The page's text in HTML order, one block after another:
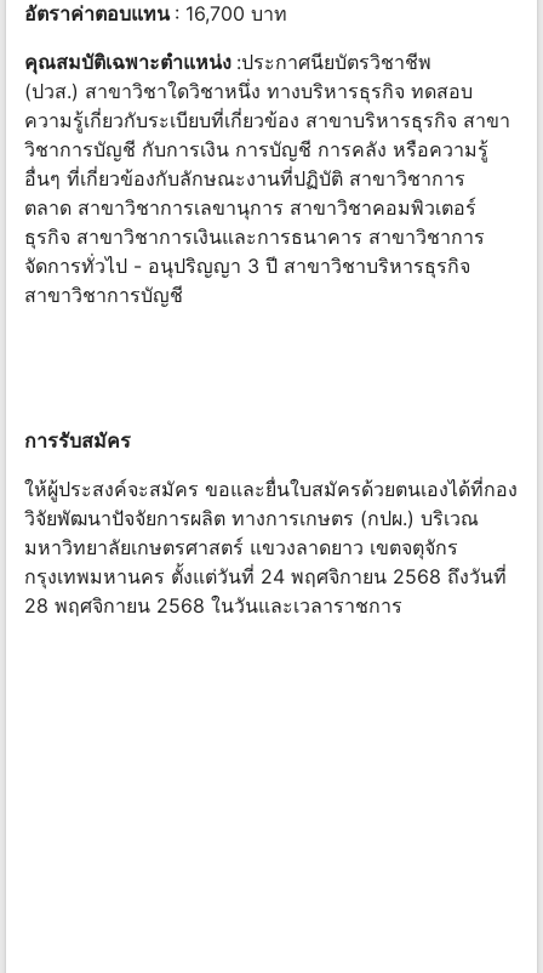
อัตราค่าตอบแทน : 16,700 บาท
คุณสมบัติเฉพาะตำแหน่ง :ประกาศนียบัตรวิชาชีพ
(ปวส.) สาขาวิชาใดวิชาหนึ่ง ทางบริหารธุรกิจ ทดสอบ
ความรู้เกี่ยวกับระเบียบที่เกี่ยวข้อง สาขาบริหารธุรกิจ สาขา
วิชาการบัญชี กับการเงิน การบัญชี การคลัง หรือความรู้
อื่นๆ ที่เกี่ยวข้องกับลักษณะงานที่ปฏิบัติ สาขาวิชาการ
ตลาด สาขาวิชาการเลขานุการ สาขาวิชาคอมพิวเตอร์
ธุรกิจ สาขาวิชาการเงินและการธนาคาร สาขาวิชาการ
จัดการทั่วไป - อนุปริญญา 3 ปี สาขาวิชาบริหารธุรกิจ
สาขาวิชาการบัญชี
การรับสมัคร
ให้ผู้ประสงค์จะสมัคร ขอและยื่นใบสมัครด้วยตนเองได้ที่กอง
วิจัยพัฒนาปัจจัยการผลิต ทางการเกษตร (กปผ.) บริเวณ
มหาวิทยาลัยเกษตรศาสตร์ แขวงลาดยาว เขตจตุจักร
กรุงเทพมหานคร ตั้งแต่วันที่ 24 พฤศจิกายน 2568 ถึงวันที่
28 พฤศจิกายน 2568 ในวันและเวลาราชการ